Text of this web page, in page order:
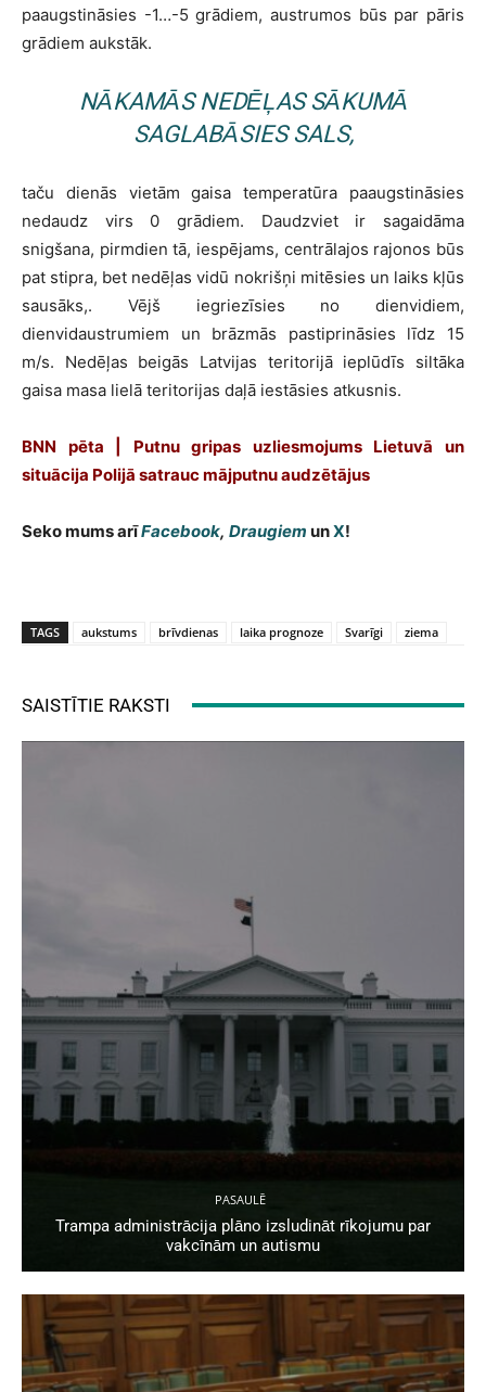
paaugstināsies -1…-5 grādiem, austrumos būs par pāris
grādiem aukstāk.
NĀKAMĀS NEDĒĻAS SĀKUMĀ
SAGLABĀSIES SALS,
taču dienās vietām gaisa temperatūra paaugstināsies
nedaudz virs 0 grādiem. Daudzviet ir sagaidāma
snigšana, pirmdien tā, iespējams, centrālajos rajonos būs
pat stipra, bet nedēļas vidū nokrišņi mitēsies un laiks kļūs
sausāks,. Vējš iegriezīsies no dienvidiem,
dienvidaustrumiem un brāzmās pastiprināsies līdz 15
m/s. Nedēļas beigās Latvijas teritorijā ieplūdīs siltāka
gaisa masa lielā teritorijas daļā iestāsies atkusnis.
BNN pēta | Putnu gripas uzliesmojums Lietuvā un
situācija Polijā satrauc mājputnu audzētājus
Seko mums arīFacebook, Draugiem unX!
TAGS aukstums brīvdienas laika prognoze Svarīgi ziema
SAISTĪTIE RAKSTI
PASAULĒ
Trampa administrācija plāno izsludināt rīkojumu par
vakcīnām un autismu